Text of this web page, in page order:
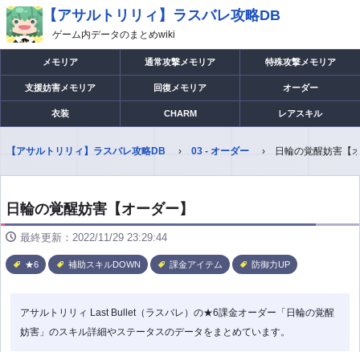
【アサルトリリィ】ラスバレ攻略DB
ゲーム内データのまとめwiki
メモリア 通常攻撃メモリア 特殊攻撃メモリア
支援妨害メモリア 回復メモリア オーダー
衣装 CHARM レアスキル
【アサルトリリィ】ラスバレ攻略DB 03 - オーダー 日輪の覚醒妨害【
日輪の覚醒妨害【オーダー】
最終更新：2022/11/29 23:29:44
★6 補助スキルDOWN 課金アイテム 防御力UP
アサルトリリィ Last Bullet（ラスバレ）の★6課金オーダー「日輪の覚醒
妨害」のスキル詳細やステータスのデータをまとめています。